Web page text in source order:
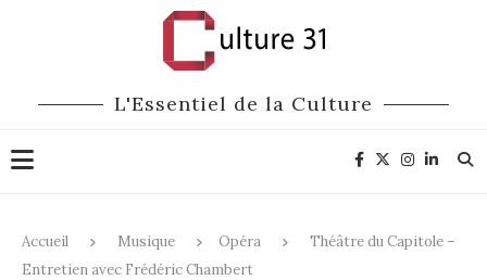
L'Essentiel de la Culture
Accueil Musique Opéra
Théâtre du Capitole –
Entretien avec Frédéric Chambert